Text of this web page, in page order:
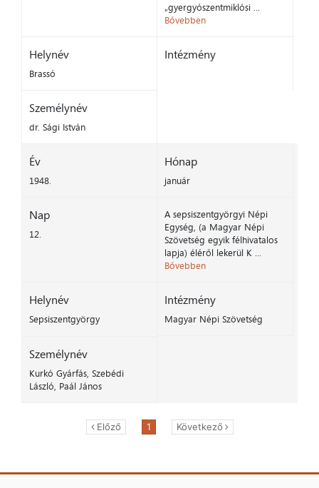
„gyergyószentmiklósi ...
Bővebben
Helynév
Brassó
Intézmény
Személynév
dr. Sági István
Év
1948.
Hónap
január
Nap
12.
A sepsiszentgyörgyi Népi
Egység, (a Magyar Népi
Szövetség egyik félhivatalos
lapja) éléről lekerül K ...
Bővebben
Helynév
Sepsiszentgyörgy
Intézmény
Magyar Népi Szövetség
Személynév
Kurkó Gyárfás, Szebédi
László, Paál János
Előző 1 Következő